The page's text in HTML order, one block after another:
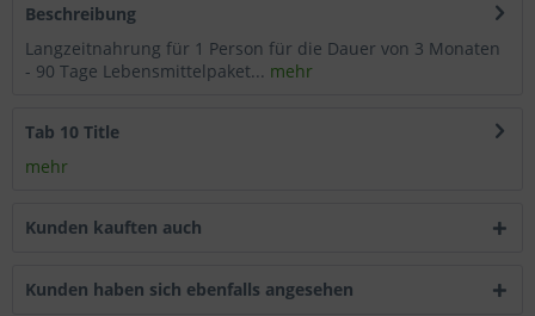
Statistik & Tracking
Beschreibung
Langzeitnahrung für 1 Person für die Dauer von 3 Monaten
- 90 Tage Lebensmittelpaket... mehr
Tab 10 Title
mehr
Kunden kauften auch
Kunden haben sich ebenfalls angesehen